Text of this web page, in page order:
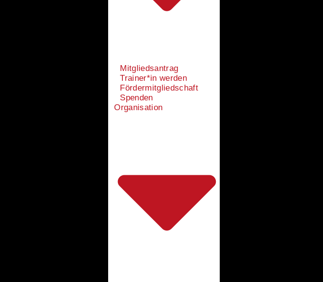
Mitgliedsantrag
Trainer*in werden
Fördermitgliedschaft
Spenden
Organisation